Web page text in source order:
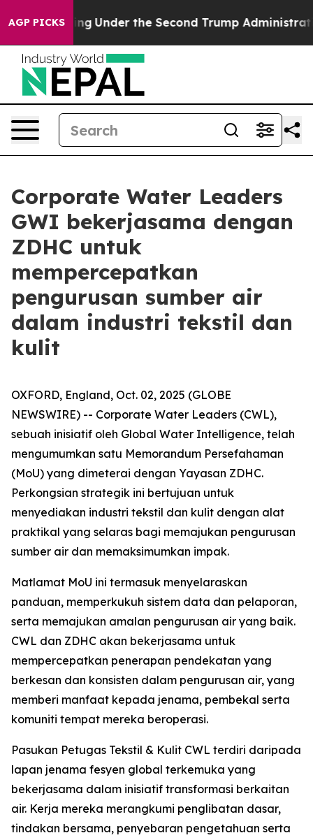
AGP PICKS Under the Second Trump
Corporate Water Leaders
GWI bekerjasama dengan
ZDHC untuk
mempercepatkan
pengurusan sumber air
dalam industri tekstil dan
kulit
OXFORD, England, Oct. 02, 2025 (GLOBE
NEWSWIRE) -- Corporate Water Leaders (CWL),
sebuah inisiatif oleh Global Water Intelligence, telah
mengumumkan satu Memorandum Persefahaman
(MoU) yang dimeterai dengan Yayasan ZDHC.
Perkongsian strategik ini bertujuan untuk
menyediakan industri tekstil dan kulit dengan alat
praktikal yang selaras bagi memajukan pengurusan
sumber air dan memaksimumkan impak.
Matlamat MoU ini termasuk menyelaraskan
panduan, memperkukuh sistem data dan pelaporan,
serta memajukan amalan pengurusan air yang baik.
CWL dan ZDHC akan bekerjasama untuk
mempercepatkan penerapan pendekatan yang
berkesan dan konsisten dalam pengurusan air, yang
memberi manfaat kepada jenama, pembekal serta
komuniti tempat mereka beroperasi.
Pasukan Petugas Tekstil & Kulit CWL terdiri daripada
lapan jenama fesyen global terkemuka yang
bekerjasama dalam inisiatif transformasi berkaitan
air. Kerja mereka merangkumi penglibatan dasar,
tindakan bersama, penyebaran pengetahuan serta